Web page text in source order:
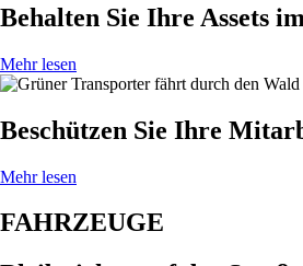
Behalten Sie Ihre Assets
Mehr lesen
Beschützen Sie Ihre
Mehr lesen
FAHRZEUGE